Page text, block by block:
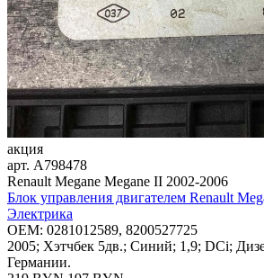
акция
арт. A798478
Renault Megane Megane II 2002-2006
Блок управления двигателем Renault
Электрика
OEM: 0281012589, 8200527725
2005; Хэтчбек 5дв.; Синий; 1,9; DCi;
Германии.